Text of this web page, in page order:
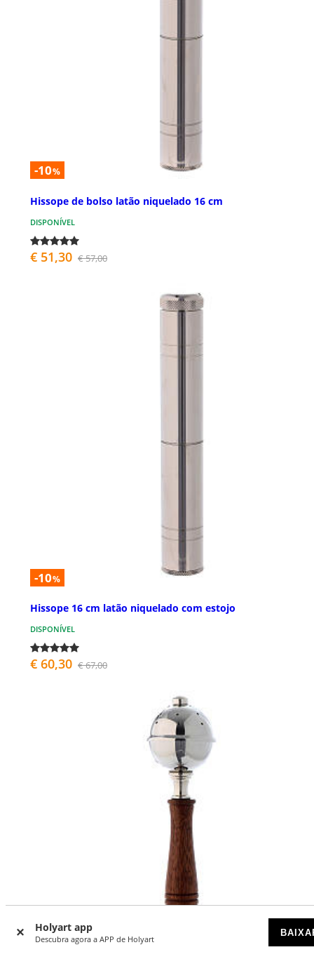
Holyart app
Descubra agora a APP de Holyart
-10%
Hissope de bolso latão niquelado 16 cm
DISPONÍVEL
€ 51,30 € 57,00
-10%
Hissope 16 cm latão niquelado com estojo
DISPONÍVEL
€ 60,30 € 67,00